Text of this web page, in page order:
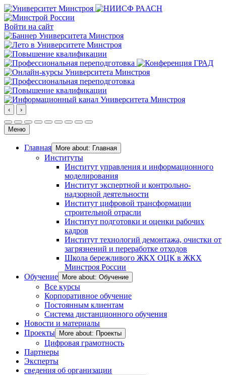
Войти на сайт
‹ ›
Меню
Главная More about: Главная
Институты
Институт управления и информационного
моделирования
Институт экспертной и контрольно-
надзорной деятельности
Институт цифровой трансформации
строительной отрасли
Институт подготовки и оценки рабочих
кадров
Институт технологий демонтажа, очистки от
загрязнений и переработке отходов
Школа бережливого ЖКХ ОЦК в ЖКХ
Минстроя России
Обучение
More about: Обучение
Все курсы
Корпоративное обучение
Постоянным клиентам
Система дистанционного обучения
Новости и материалы
Проекты
More about: Проекты
Цифровая грамотность
Партнеры
Эксперты
сведения об организации